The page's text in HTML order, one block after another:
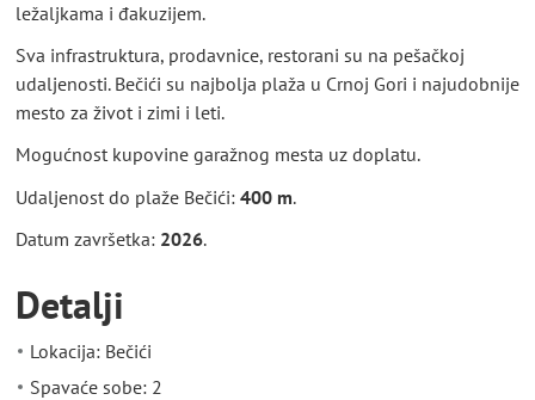
ležaljkama i đakuzijem.
Sva infrastruktura, prodavnice, restorani su na pešačkoj
udaljenosti. Bečići su najbolja plaža u Crnoj Gori i najudobnije
mesto za život i zimi i leti.
Mogućnost kupovine garažnog mesta uz doplatu.
Udaljenost do plaže Bečići: 400 m.
Datum završetka: 2026.
Detalji
Lokacija: Bečići
Spavaće sobe: 2